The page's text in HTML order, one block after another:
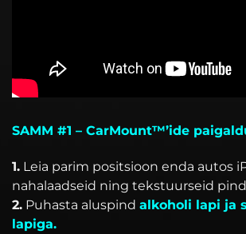
SAMM #1 – CarMount™’ide
1. Leia parim positsioon enda autos
nahalaadseid ning tekstuurseid
2. Puhasta aluspind alkoholi lapi ja
lapiga.